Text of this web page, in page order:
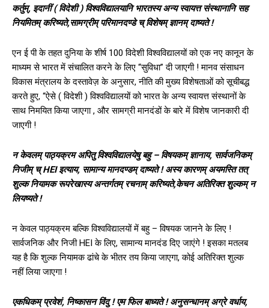
कर्तुम्, इदानीं ( विदेशी ) विश्वविद्यालयानि भारतस्य अन्य स्वायत्त संस्थानानि सह
नियमितम् करिष्यते,सामग्रीम् परिमानदण्डे च् विशेषम् ज्ञानम् दाष्यते !
एन ई पी के तहत दुनिया के शीर्ष 100 विदेशी विश्वविद्यालयों को एक नए कानून के
माध्यम से भारत में संचालित करने के लिए “सुविधा” दी जाएगी ! मानव संसाधन
विकास मंत्रालय के दस्तावेज़ के अनुसार, नीति की मुख्य विशेषताओं को सूचीबद्ध
करते हुए, “ऐसे ( विदेशी ) विश्वविद्यालयों को भारत के अन्य स्वायत्त संस्थानों के
साथ निमयित किया जाएगा , और सामग्री मानदंडों के बारे में विशेष जानकारी दी
जाएगी !
न केवलम् पाठ्यक्रम अपितु विश्वविद्यालयेषु बहु – विषयकम् ज्ञानाय, सार्वजनिकम्
निजीम् च् HEI इत्याय, सामान्य मानदण्डम् दाष्यते ! अस्य कारणम् अयमस्ति तत्
शुल्क नियामक रूपरेखास्य अन्तर्गतम् रचनाम् करिष्यते,केचन अतिरिक्त शुल्कम् न
लियष्यते !
न केवल पाठ्यक्रम बल्कि विश्वविद्यालयों में बहु – विषयक जानने के लिए !
सार्वजनिक और निजी HEI के लिए, सामान्य मानदंड दिए जाएंगे ! इसका मतलब
यह है कि शुल्क नियामक ढांचे के भीतर तय किया जाएगा, कोई अतिरिक्त शुल्क
नहीं लिया जाएगा !
एकधिकम् प्रवेशं, निष्कासन विंदु ! एम फिल बाध्यते ! अनुसन्धानम् अग्रे वर्धाय,